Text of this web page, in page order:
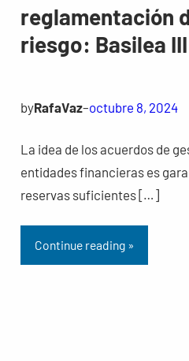
reglamentación
riesgo: Basilea III
byRafaVaz–octubre 8, 2024
La idea de los acuerdos de
entidades financieras es
reservas suficientes […]
Continue reading »